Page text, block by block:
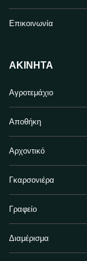
Επικοινωνία
ΑΚΊΝΗΤΑ
Αγροτεμάχιο
Αποθήκη
Αρχοντικό
Γκαρσονιέρα
Γραφείο
Διαμέρισμα